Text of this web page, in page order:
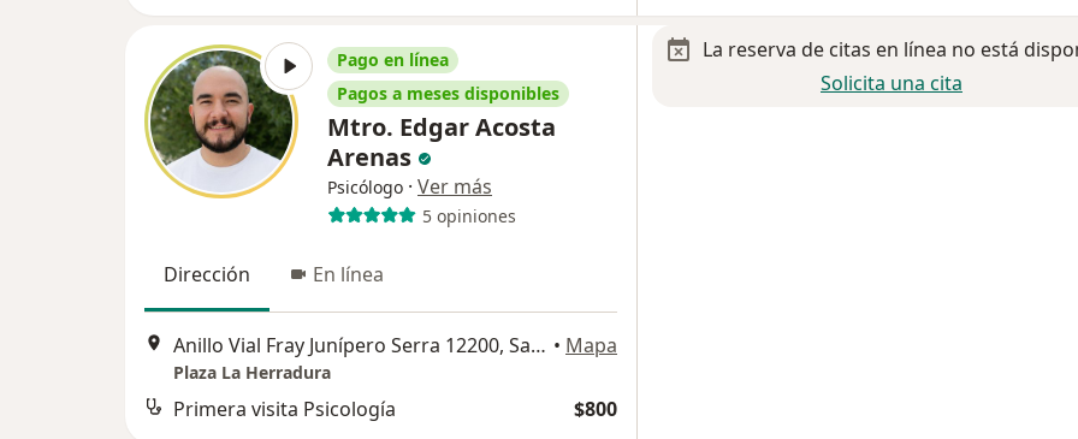
Pago en línea
Pagos a meses disponibles
Mtro. Edgar Acosta
Arenas
Psicólogo · Ver más
5 opiniones
Dirección En línea
Anillo Vial Fray Junípero Serra 12200, Santiago de Querétaro • Mapa
Plaza La Herradura
Primera visita Psicología $800
La reserva de citas en línea no está
Solicita una cita